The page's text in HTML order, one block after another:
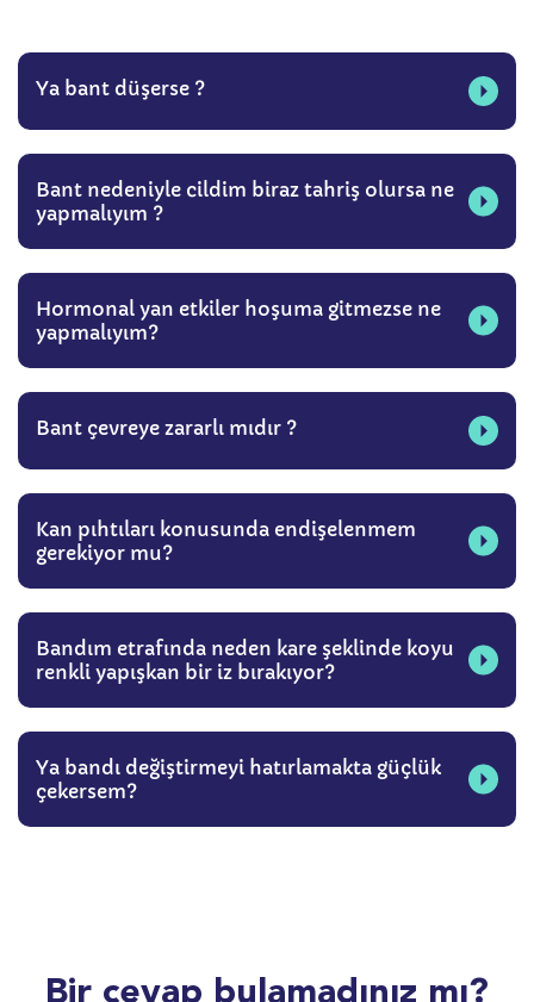
Ya bant düşerse ?
Bant nedeniyle cildim biraz tahriş olursa ne
yapmalıyım ?
Hormonal yan etkiler hoşuma gitmezse ne
yapmalıyım?
Bant çevreye zararlı mıdır ?
Kan pıhtıları konusunda endişelenmem
gerekiyor mu?
Bandım etrafında neden kare şeklinde koyu
renkli yapışkan bir iz bırakıyor?
Ya bandı değiştirmeyi hatırlamakta güçlük
çekersem?
Bir cevap bulamadınız mı?